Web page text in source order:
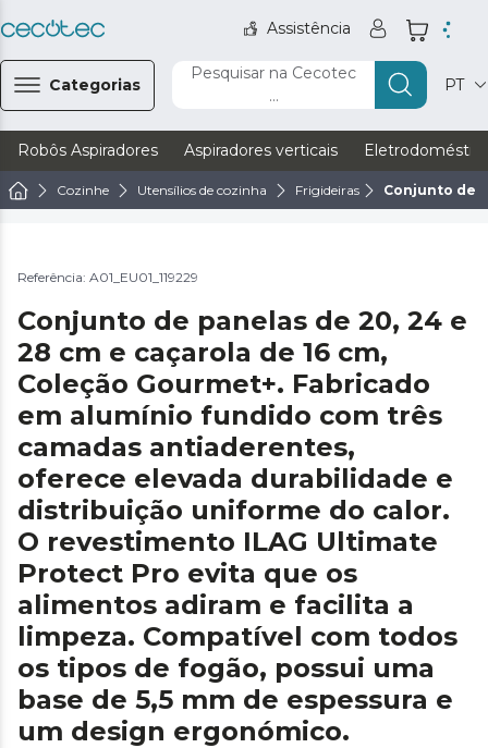
Assistência
Categorias
Pesquisar na Cecotec
...
PT
Robôs Aspiradores Aspiradores verticais
Cozinhe Utensílios de cozinha Frigideiras Conjunto de
Referência: A01_EU01_119229
Conjunto de panelas de 20, 24 e
28 cm e caçarola de 16 cm,
Coleção Gourmet+. Fabricado
em alumínio fundido com três
camadas antiaderentes,
oferece elevada durabilidade e
distribuição uniforme do calor.
O revestimento ILAG Ultimate
Protect Pro evita que os
alimentos adiram e facilita a
limpeza. Compatível com todos
os tipos de fogão, possui uma
base de 5,5 mm de espessura e
um design ergonómico.